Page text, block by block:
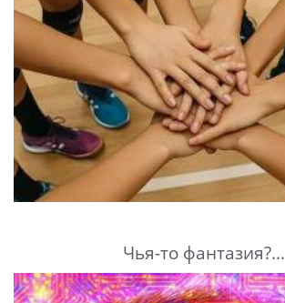
Чья-то фантазия?...